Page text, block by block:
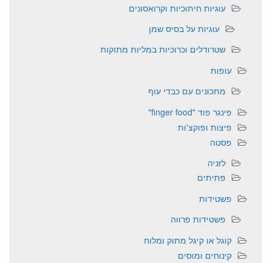
עוגיות חיתוכיות וקרואסונים
עוגיות על בסיס שמן
שטרודלים וכרוכיות במליות מתוקות
עופות
מתכונים עם כבדי עוף
פינגר פוד "finger food"
פיצות ופוקצ'ות
פסטה
לזניה
פתיתים
פשטידות
פשטידות פרווה
קוגל או קיגל מתוק ומלוח
קינוחים ומוסים